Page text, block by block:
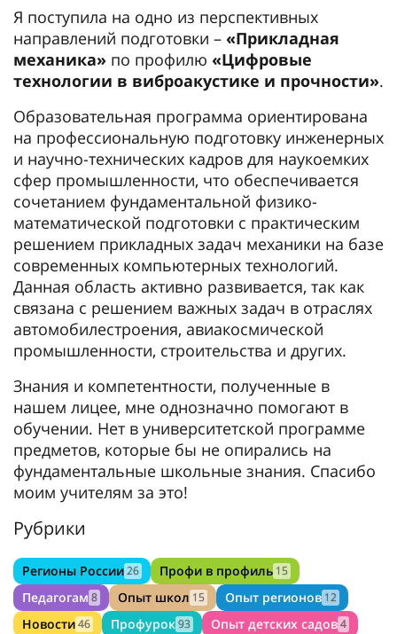
Я поступила на одно из перспективных
направлений подготовки – «Прикладная
механика» по профилю «Цифровые
технологии в виброакустике и прочности».
Образовательная программа ориентирована
на профессиональную подготовку инженерных
и научно-технических кадров для наукоемких
сфер промышленности, что обеспечивается
сочетанием фундаментальной физико-
математической подготовки с практическим
решением прикладных задач механики на базе
современных компьютерных технологий.
Данная область активно развивается, так как
связана с решением важных задач в отраслях
автомобилестроения, авиакосмической
промышленности, строительства и других.
Знания и компетентности, полученные в
нашем лицее, мне однозначно помогают в
обучении. Нет в университетской программе
предметов, которые бы не опирались на
фундаментальные школьные знания. Спасибо
моим учителям за это!
Рубрики
Регионы России26 Профи в профиль 15
Педагогам 8 Опыт школ 15 Опыт регионов 12
Новости46 Профурок93 Опыт детских садов4